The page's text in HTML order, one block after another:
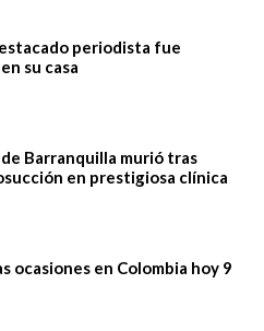
periodista fue
su casa
Barranquilla murió tras
en prestigiosa clínica
ocasiones en Colombia hoy 9